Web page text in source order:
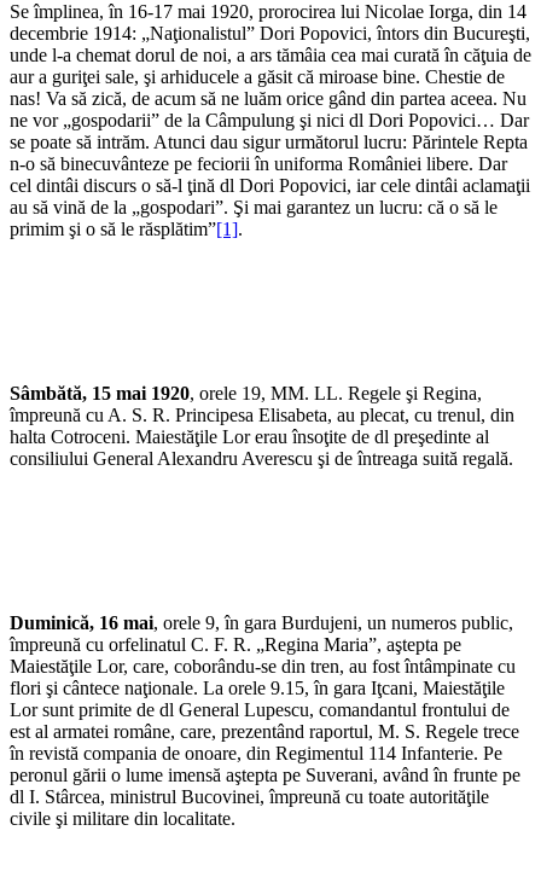
Se împlinea, în 16-17 mai 1920, prorocirea lui Nicolae Iorga, din 14
decembrie 1914: „Naţionalistul” Dori Popovici, întors din Bucureşti,
unde l-a chemat dorul de noi, a ars tămâia cea mai curată în căţuia de
aur a guriţei sale, şi arhiducele a găsit că miroase bine. Chestie de
nas! Va să zică, de acum să ne luăm orice gând din partea aceea. Nu
ne vor „gospodarii” de la Câmpulung şi nici dl Dori Popovici… Dar
se poate să intrăm. Atunci dau sigur următorul lucru: Părintele Repta
n-o să binecuvânteze pe feciorii în uniforma României libere. Dar
cel dintâi discurs o să-l ţină dl Dori Popovici, iar cele dintâi aclamaţii
au să vină de la „gospodari”. Şi mai garantez un lucru: că o să le
primim şi o să le răsplătim”[1].
Sâmbătă, 15 mai 1920, orele 19, MM. LL. Regele şi Regina,
împreună cu A. S. R. Principesa Elisabeta, au plecat, cu trenul, din
halta Cotroceni. Maiestăţile Lor erau însoţite de dl preşedinte al
consiliului General Alexandru Averescu şi de întreaga suită regală.
Duminică, 16 mai, orele 9, în gara Burdujeni, un numeros public,
împreună cu orfelinatul C. F. R. „Regina Maria”, aştepta pe
Maiestăţile Lor, care, coborându-se din tren, au fost întâmpinate cu
flori şi cântece naţionale. La orele 9.15, în gara Iţcani, Maiestăţile
Lor sunt primite de dl General Lupescu, comandantul frontului de
est al armatei române, care, prezentând raportul, M. S. Regele trece
în revistă compania de onoare, din Regimentul 114 Infanterie. Pe
peronul gării o lume imensă aştepta pe Suverani, având în frunte pe
dl I. Stârcea, ministrul Bucovinei, împreună cu toate autorităţile
civile şi militare din localitate.